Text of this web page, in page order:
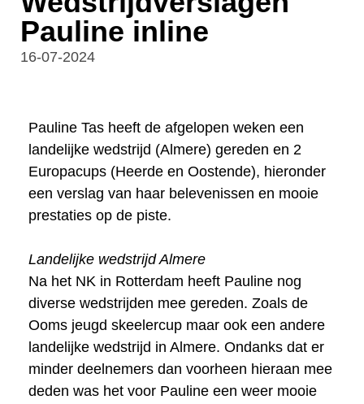
Pauline inline
16-07-2024
Pauline Tas heeft de afgelopen weken een
landelijke wedstrijd (Almere) gereden en 2
Europacups (Heerde en Oostende), hieronder
een verslag van haar belevenissen en mooie
prestaties op de piste.
Landelijke wedstrijd Almere
Na het NK in Rotterdam heeft Pauline nog
diverse wedstrijden mee gereden. Zoals de
Ooms jeugd skeelercup maar ook een andere
landelijke wedstrijd in Almere. Ondanks dat er
minder deelnemers dan voorheen hieraan mee
deden was het voor Pauline een weer mooie